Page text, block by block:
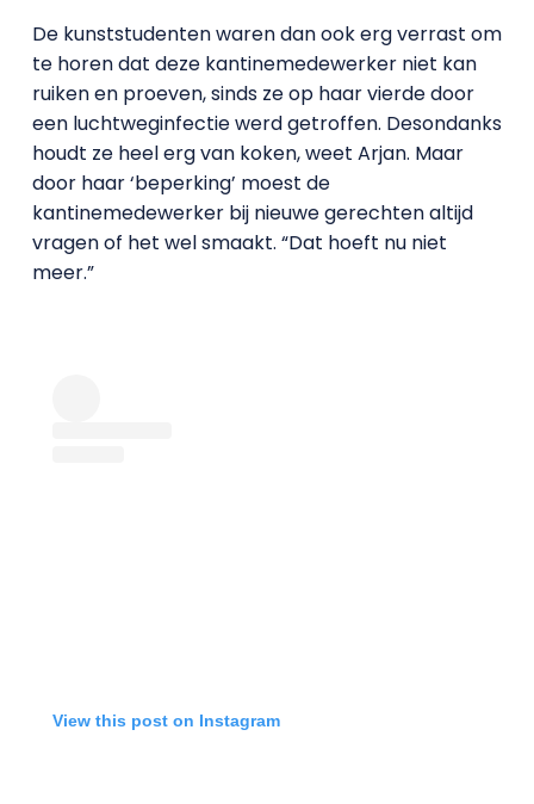
De kunststudenten waren dan ook erg verrast om
te horen dat deze kantinemedewerker niet kan
ruiken en proeven, sinds ze op haar vierde door
een luchtweginfectie werd getroffen. Desondanks
houdt ze heel erg van koken, weet Arjan. Maar
door haar ‘beperking’ moest de
kantinemedewerker bij nieuwe gerechten altijd
vragen of het wel smaakt. “Dat hoeft nu niet
meer.”
View this post on Instagram